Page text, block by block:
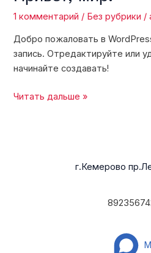
1 комментарий / Без рубрики /
Добро пожаловать в
запись. Отредактируйте или
начинайте создавать!
мир!
Читать дальше »
г.Кемерово